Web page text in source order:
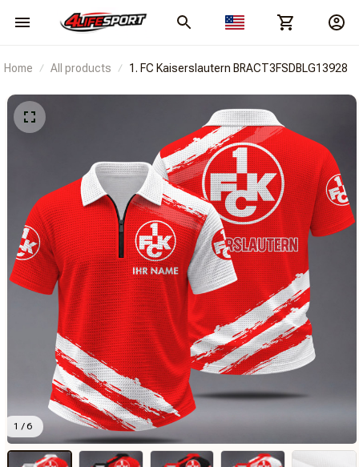
Home All products 1. FC Kaiserslautern BRACT3FSDBLG13928
1 / 6